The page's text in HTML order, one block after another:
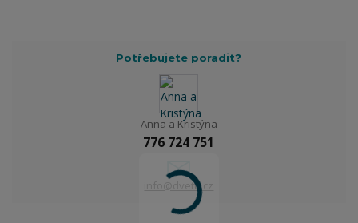
Potřebujete poradit?
Anna a Kristýna
776 724 751
info@dvetu.cz